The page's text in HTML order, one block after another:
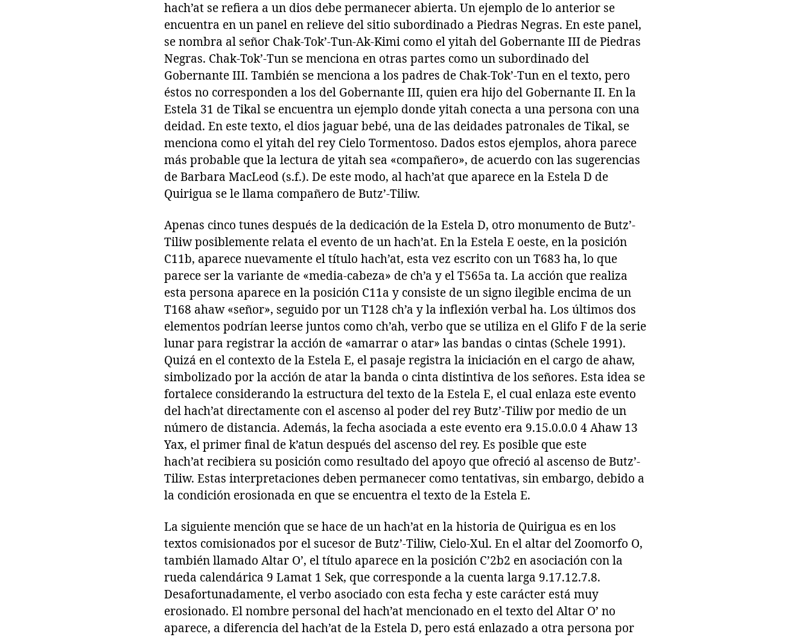
hach’at se refiera a un dios debe permanecer abierta. Un ejemplo de lo anterior se
encuentra en un panel en relieve del sitio subordinado a Piedras Negras. En este panel,
se nombra al señor Chak-Tok’-Tun-Ak-Kimi como el yitah del Gobernante III de Piedras
Negras. Chak-Tok’-Tun se menciona en otras partes como un subordinado del
Gobernante III. También se menciona a los padres de Chak-Tok’-Tun en el texto, pero
éstos no corresponden a los del Gobernante III, quien era hijo del Gobernante II. En la
Estela 31 de Tikal se encuentra un ejemplo donde yitah conecta a una persona con una
deidad. En este texto, el dios jaguar bebé, una de las deidades patronales de Tikal, se
menciona como el yitah del rey Cielo Tormentoso. Dados estos ejemplos, ahora parece
más probable que la lectura de yitah sea «compañero», de acuerdo con las sugerencias
de Barbara MacLeod (s.f.). De este modo, al hach’at que aparece en la Estela D de
Quirigua se le llama compañero de Butz’-Tiliw.
Apenas cinco tunes después de la dedicación de la Estela D, otro monumento de Butz’-
Tiliw posiblemente relata el evento de un hach’at. En la Estela E oeste, en la posición
C11b, aparece nuevamente el título hach’at, esta vez escrito con un T683 ha, lo que
parece ser la variante de «media-cabeza» de ch’a y el T565a ta. La acción que realiza
esta persona aparece en la posición C11a y consiste de un signo ilegible encima de un
T168 ahaw «señor», seguido por un T128 ch’a y la inflexión verbal ha. Los últimos dos
elementos podrían leerse juntos como ch’ah, verbo que se utiliza en el Glifo F de la serie
lunar para registrar la acción de «amarrar o atar» las bandas o cintas (Schele 1991).
Quizá en el contexto de la Estela E, el pasaje registra la iniciación en el cargo de ahaw,
simbolizado por la acción de atar la banda o cinta distintiva de los señores. Esta idea se
fortalece considerando la estructura del texto de la Estela E, el cual enlaza este evento
del hach’at directamente con el ascenso al poder del rey Butz’-Tiliw por medio de un
número de distancia. Además, la fecha asociada a este evento era 9.15.0.0.0 4 Ahaw 13
Yax, el primer final de k’atun después del ascenso del rey. Es posible que este
hach’at recibiera su posición como resultado del apoyo que ofreció al ascenso de Butz’-
Tiliw. Estas interpretaciones deben permanecer como tentativas, sin embargo, debido a
la condición erosionada en que se encuentra el texto de la Estela E.
La siguiente mención que se hace de un hach’at en la historia de Quirigua es en los
textos comisionados por el sucesor de Butz’-Tiliw, Cielo-Xul. En el altar del Zoomorfo O,
también llamado Altar O’, el título aparece en la posición C’2b2 en asociación con la
rueda calendárica 9 Lamat 1 Sek, que corresponde a la cuenta larga 9.17.12.7.8.
Desafortunadamente, el verbo asociado con esta fecha y este carácter está muy
erosionado. El nombre personal del hach’at mencionado en el texto del Altar O’ no
aparece, a diferencia del hach’at de la Estela D, pero está enlazado a otra persona por